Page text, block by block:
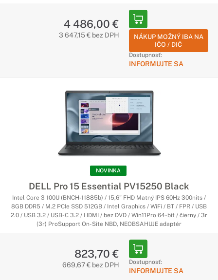
4 486,00 €
3 647,15 € bez DPH
NÁKUP MOŽNÝ IBA NA
IČO / DIČ
Dostupnosť:
INFORMUJTE SA
NOVINKA
DELL Pro 15 Essential PV15250 Black
Intel Core 3 100U (BNCH-11885b) / 15,6" FHD Matný IPS 60Hz 300nits /
8GB DDR5 / M.2 PCIe SSD 512GB / Intel Graphics / WiFi / BT / FPR / USB
2.0 / USB 3.2 / USB-C 3.2 / HDMI / bez DVD / Win11Pro 64-bit / čierny / 3r
(3r) ProSupport On-Site NBD, NEOBSAHUJE adaptér
823,70 €
669,67 € bez DPH Dostupnosť:
INFORMUJTE SA